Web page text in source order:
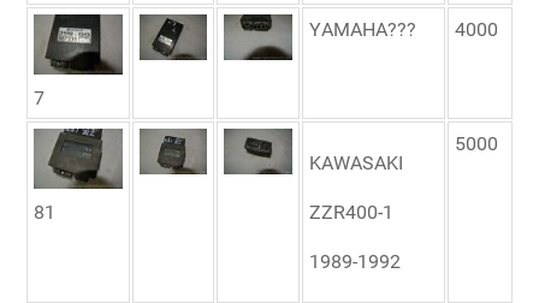
7
YAMAHA??? 4000
81
KAWASAKI
ZZR400-1
1989-1992
5000